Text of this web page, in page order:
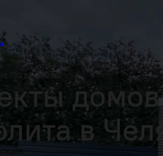
150 до 200 м2
в